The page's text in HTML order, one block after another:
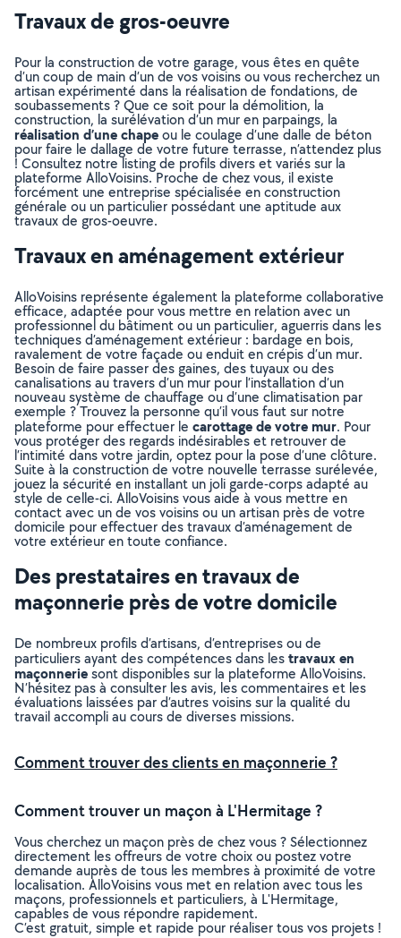
Travaux de gros-oeuvre
Pour la construction de votre garage, vous êtes en quête
d’un coup de main d’un de vos voisins ou vous recherchez un
artisan expérimenté dans la réalisation de fondations, de
soubassements ? Que ce soit pour la démolition, la
construction, la surélévation d’un mur en parpaings, la
réalisation d’une chapeou le coulage d’une dalle de béton
pour faire le dallage de votre future terrasse, n’attendez plus
! Consultez notre listing de profils divers et variés sur la
plateforme AlloVoisins. Proche de chez vous, il existe
forcément une entreprise spécialisée en construction
générale ou un particulier possédant une aptitude aux
travaux de gros-oeuvre.
Travaux en aménagement extérieur
AlloVoisins représente également la plateforme collaborative
efficace, adaptée pour vous mettre en relation avec un
professionnel du bâtiment ou un particulier, aguerris dans les
techniques d’aménagement extérieur : bardage en bois,
ravalement de votre façade ou enduit en crépis d’un mur.
Besoin de faire passer des gaines, des tuyaux ou des
canalisations au travers d’un mur pour l’installation d’un
nouveau système de chauffage ou d’une climatisation par
exemple ? Trouvez la personne qu’il vous faut sur notre
plateforme pour effectuer le carottage de votre mur. Pour
vous protéger des regards indésirables et retrouver de
l’intimité dans votre jardin, optez pour la pose d’une clôture.
Suite à la construction de votre nouvelle terrasse surélevée,
jouez la sécurité en installant un joli garde-corps adapté au
style de celle-ci. AlloVoisins vous aide à vous mettre en
contact avec un de vos voisins ou un artisan près de votre
domicile pour effectuer des travaux d’aménagement de
votre extérieur en toute confiance.
Des prestataires en travaux de
maçonnerie près de votre domicile
De nombreux profils d’artisans, d’entreprises ou de
particuliers ayant des compétences dans lestravaux en
maçonneriesont disponibles sur la plateforme AlloVoisins.
N’hésitez pas à consulter les avis, les commentaires et les
évaluations laissées par d’autres voisins sur la qualité du
travail accompli au cours de diverses missions.
Comment trouver des clients en maçonnerie ?
Comment trouver un maçon à L'Hermitage ?
Vous cherchez un maçon près de chez vous ? Sélectionnez
directement les offreurs de votre choix ou postez votre
demande auprès de tous les membres à proximité de votre
localisation. AlloVoisins vous met en relation avec tous les
maçons, professionnels et particuliers, à L'Hermitage,
capables de vous répondre rapidement.
C’est gratuit, simple et rapide pour réaliser tous vos projets !